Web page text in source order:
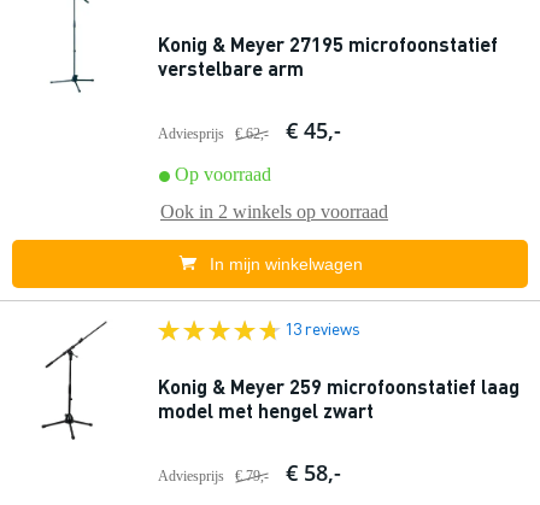
Konig & Meyer 27195 microfoonstatief
verstelbare arm
Adviesprijs € 62,- € 45,-
Op voorraad
Ook in 2 winkels op voorraad
In mijn winkelwagen
13 reviews
Konig & Meyer 259 microfoonstatief laag
model met hengel zwart
Adviesprijs € 79,- € 58,-